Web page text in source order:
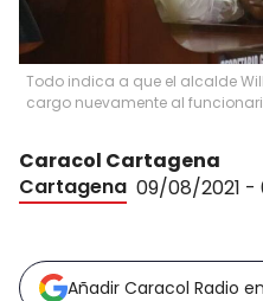
Todo indica a que el alcalde
cargo nuevamente al
Caracol Cartagena
Cartagena 09/08/2021 -
Añadir Caracol Radio